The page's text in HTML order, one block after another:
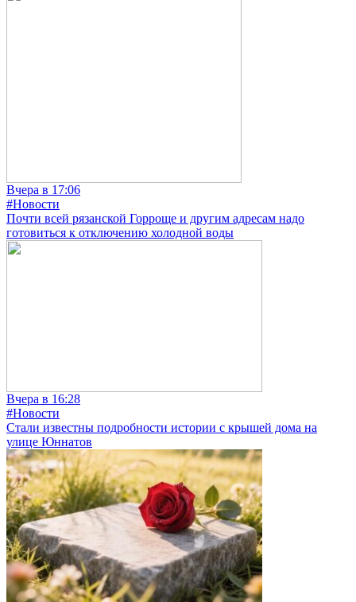
Вчера в 17:06
#Новости
Почти всей рязанской Горроще и другим адресам надо
готовиться к отключению холодной воды
Вчера в 16:28
#Новости
Стали известны подробности истории с крышей дома на
улице Юннатов